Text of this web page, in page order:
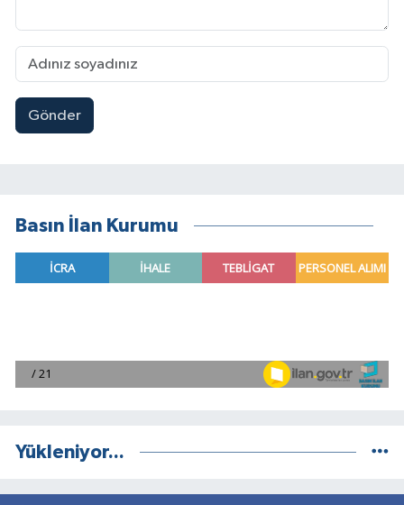
Gönder
Basın İlan Kurumu
Yükleniyor...